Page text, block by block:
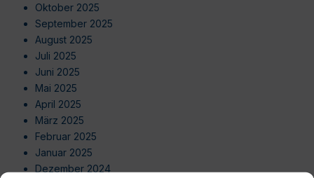
Oktober 2025
September 2025
August 2025
Juli 2025
Juni 2025
Mai 2025
April 2025
März 2025
Februar 2025
Januar 2025
Dezember 2024